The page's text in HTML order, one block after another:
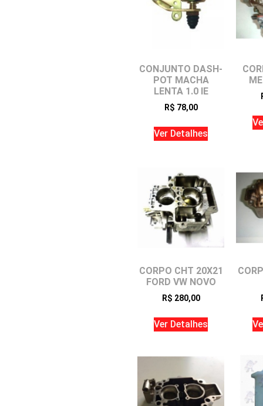
CONJUNTO DASH-
POT MACHA
LENTA 1.0 IE
R$ 78,00
Ver Detalhes
CORPO CHT 20X21
FORD VW NOVO
R$ 280,00
Ver Detalhes